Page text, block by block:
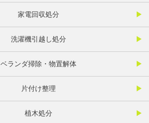
家電回収処分
洗濯機引越し処分
ベランダ掃除・物置解体
片付け整理
植木処分